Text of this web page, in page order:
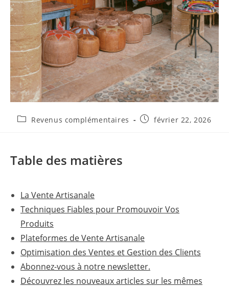
PostRevenus complémentaires
Publication
février 22, 2026
Table des matières
La Vente Artisanale
Techniques Fiables pour Promouvoir Vos
Produits
Plateformes de Vente Artisanale
Optimisation des Ventes et Gestion des Clients
Abonnez-vous à notre newsletter.
Découvrez les nouveaux articles sur les mêmes